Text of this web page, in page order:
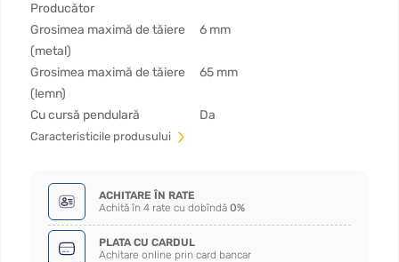
Producător
Grosimea maximă de tăiere
(metal)
6 mm
Grosimea maximă de tăiere
(lemn)
65 mm
Cu cursă pendulară Da
Сaracteristicile produsului
ACHITARE ÎN RATE
Achită în 4 rate cu dobîndă 0%
PLATA CU CARDUL
Achitare online prin card bancar